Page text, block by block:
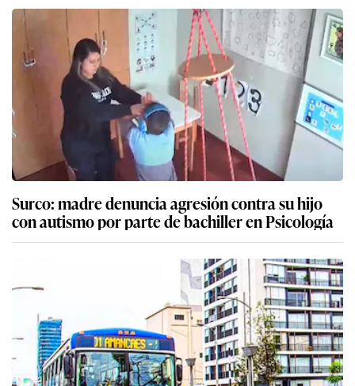
Surco: madre denuncia agresión contra su hijo
con autismo por parte de bachiller en Psicología